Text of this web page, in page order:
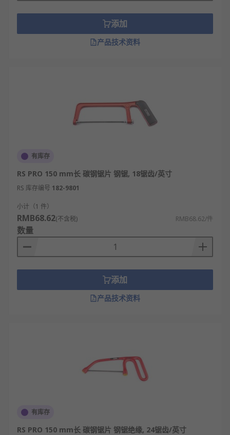
添加
产品技术资料
有库存
RS PRO 150 mm长 碳钢锯片 钢锯, 18锯齿/英寸
RS 库存编号 182-9801
小计（1 件）
RMB68.62(不含税) RMB68.62/件
数量
添加
产品技术资料
有库存
RS PRO 150 mm长 碳钢锯片 钢锯绝缘, 24锯齿/英寸